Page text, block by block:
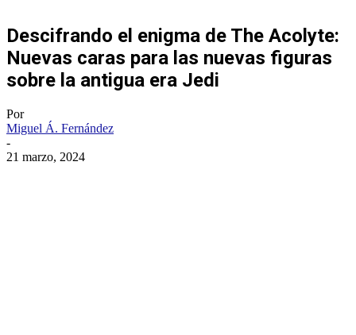
Descifrando el enigma de The Acolyte:
Nuevas caras para las nuevas figuras
sobre la antigua era Jedi
Por
Miguel Á. Fernández
-
21 marzo, 2024